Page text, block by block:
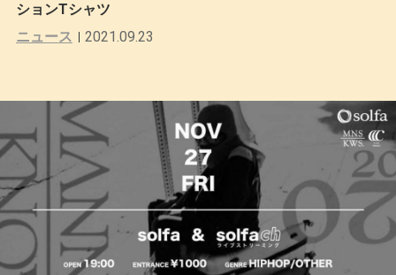
ションTシャツ
ニュース
2021.09.23